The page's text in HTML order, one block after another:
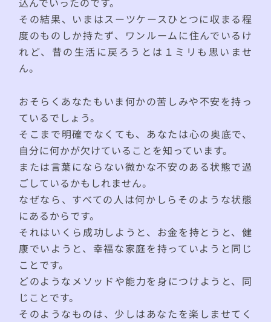
その結果、いまはスーツケースひとつに収まる程
度のものしか持たず、ワンルームに住んでいるけ
れど、昔の生活に戻ろうとは１ミリも思いませ
ん。
おそらくあなたもいま何かの苦しみや不安を持っ
ているでしょう。
そこまで明確でなくても、あなたは心の奥底で、
自分に何かが欠けていることを知っています。
または言葉にならない微かな不安のある状態で過
ごしているかもしれません。
なぜなら、すべての人は何かしらそのような状態
にあるからです。
それはいくら成功しようと、お金を持とうと、健
康でいようと、幸福な家庭を持っていようと同じ
ことです。
どのようなメソッドや能力を身につけようと、同
じことです。
そのようなものは、少しはあなたを楽しませてく